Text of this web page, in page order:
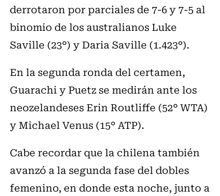
derrotaron por parciales de 7-6 y 7-5 al
binomio de los australianos Luke
Saville (23°) y Daria Saville (1.423°).
En la segunda ronda del certamen,
Guarachi y Puetz se medirán ante los
neozelandeses Erin Routliffe (52° WTA)
y Michael Venus (15° ATP).
Cabe recordar que la chilena también
avanzó a la segunda fase del dobles
femenino, en donde esta noche, junto a